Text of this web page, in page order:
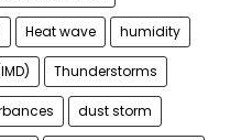
Heat wave humidity
Thunderstorms
dust storm